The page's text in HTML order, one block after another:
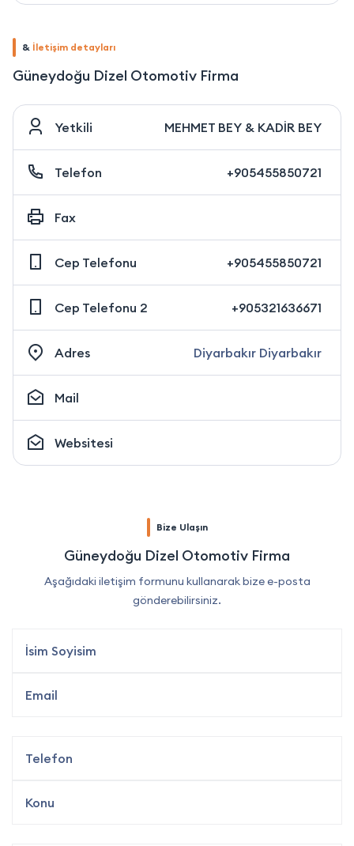
& İletişim detayları
Güneydoğu Dizel Otomotiv Firma
Yetkili MEHMET BEY & KADİR BEY
Telefon +905455850721
Fax
Cep Telefonu +905455850721
Cep Telefonu 2 +905321636671
Adres Diyarbakır Diyarbakır
Mail
Websitesi
Bize Ulaşın
Güneydoğu Dizel Otomotiv Firma
Aşağıdaki iletişim formunu kullanarak bize e-posta
gönderebilirsiniz.